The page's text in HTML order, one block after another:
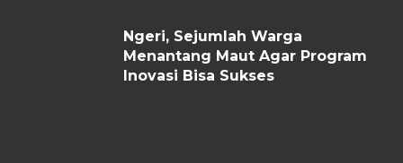
Ngeri, Sejumlah Warga
Menantang Maut Agar Program
Inovasi Bisa Sukses